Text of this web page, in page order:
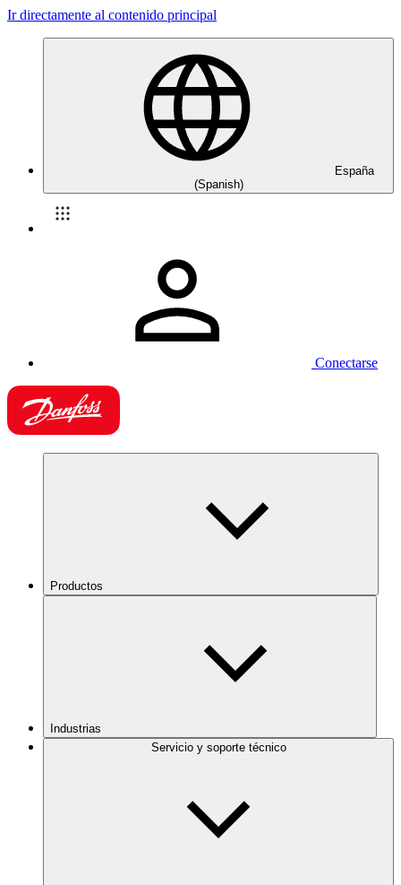
Ir directamente al contenido principal
España
(Spanish)
Conectarse
Productos
Industrias
Servicio y soporte técnico